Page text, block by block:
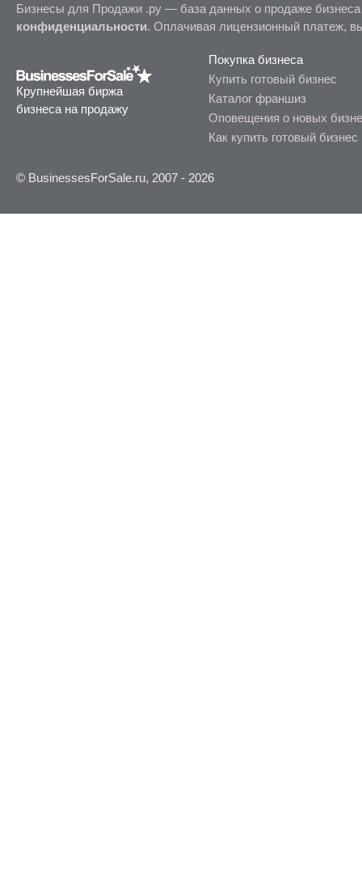
Бизнесы для Продажи .ру — база данных о продаже
конфиденциальности. Оплачивая лицензионный платеж,
Крупнейшая биржа
бизнеса на продажу
Покупка бизнеса
Купить готовый бизнес
Каталог франшиз
Оповещения о новых
Как купить готовый бизнес
© BusinessesForSale.ru, 2007 - 2026